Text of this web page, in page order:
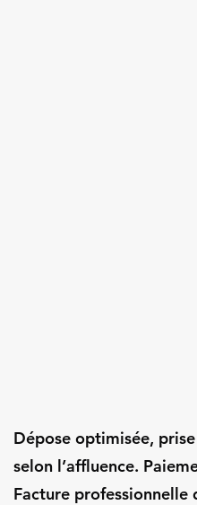
Dépose optimisée,
selon l’affluence.
Facture professionnelle